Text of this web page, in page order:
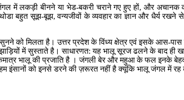
में लकड़ी बीनने या भेड-बकरी चराने गए हुए हों, और
बहुत सूझ-बूझ, वन्यजीवों के व्यवहार का ज्ञान और धैर्य रखने
सुनने को मिलता है। उत्तर प्रदेश के विंध्य क्षेत्र एवं इसके आस-
में सुस्ताते है। साधारणत: यह भालू सूरज ढलने के बाद ही
भालू की प्रजाति है । जंगली बेर और महुआ के फल इनके
को इनसे डरने की ज़रूरत नहीं है क्यूंकि भालू जंगल में रह